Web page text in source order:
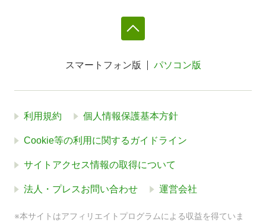
スマートフォン版 パソコン版
利用規約 個人情報保護基本方針
Cookie等の利用に関するガイドライン
サイトアクセス情報の取得について
法人・プレスお問い合わせ 運営会社
※本サイトはアフィリエイトプログラムによる収益を得ていま